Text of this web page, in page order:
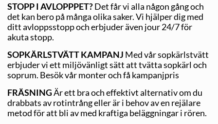
STOPP I AVLOPPPET?Det får vi alla någon gång och
det kan bero på många olika saker. Vi hjälper dig med
ditt avloppsstopp och erbjuder även jour 24/7 för
akuta stopp.
SOPKÄRLSTVÄTT KAMPANJ Med vår sopkärlstvätt
erbjuder vi ett miljövänligt sätt att tvätta sopkärl och
soprum. Besök vår monter och få kampanjpris
FRÄSNINGÄr ett bra och effektivt alternativ om du
drabbats av rotintrång eller är i behov av en rejälare
metod för att bli av med kraftiga beläggningar i rören.